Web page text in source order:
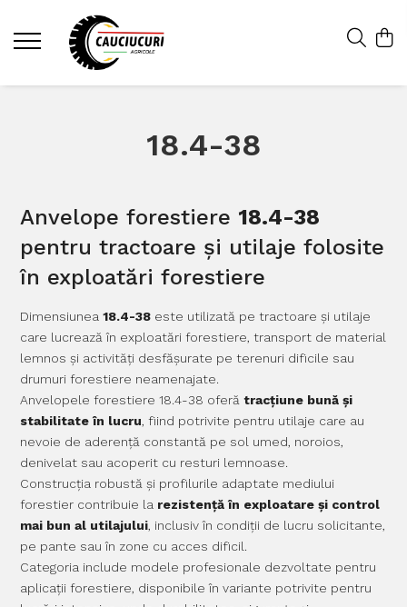
18.4-38
Anvelope forestiere 18.4-38
pentru tractoare și utilaje folosite
în exploatări forestiere
Dimensiunea18.4-38 este utilizată pe tractoare și utilaje
care lucrează în exploatări forestiere, transport de material
lemnos și activități desfășurate pe terenuri dificile sau
drumuri forestiere neamenajate.
Anvelopele forestiere 18.4-38 oferătracțiune bună și
stabilitate în lucru, fiind potrivite pentru utilaje care au
nevoie de aderență constantă pe sol umed, noroios,
denivelat sau acoperit cu resturi lemnoase.
Construcția robustă și profilurile adaptate mediului
forestier contribuie la rezistență în exploatare și control
mai bun al utilajului, inclusiv în condiții de lucru solicitante,
pe pante sau în zone cu acces dificil.
Categoria include modele profesionale dezvoltate pentru
aplicații forestiere, disponibile în variante potrivite pentru